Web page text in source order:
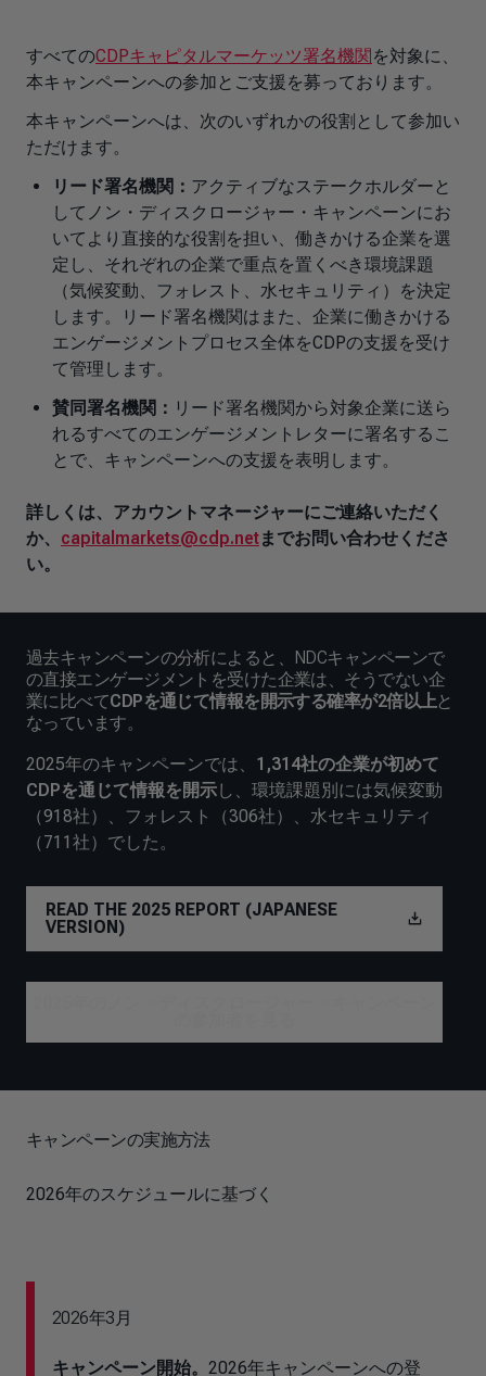
すべてのCDPキャピタルマーケッツ署名機関 を対象に、
本キャンペーンへの参加とご支援を募っております。
本キャンペーンへは、次のいずれかの役割として参加い
ただけます。
リード署名機関： アクティブなステークホルダーと
してノン・ディスクロージャー・キャンペーンにお
いてより直接的な役割を担い、働きかける企業を選
定し、それぞれの企業で重点を置くべき環境課題
（気候変動、フォレスト、水セキュリティ）を決定
します。リード署名機関はまた、企業に働きかける
エンゲージメントプロセス全体をCDPの支援を受け
て管理します。
賛同署名機関： リード署名機関から対象企業に送ら
れるすべてのエンゲージメントレターに署名するこ
とで、キャンペーンへの支援を表明します。
詳しくは、アカウントマネージャーにご連絡いただく
か、 capitalmarkets@cdp.netまでお問い合わせくださ
い。
過去キャンペーンの分析によると、NDCキャンペーンで
の直接エンゲージメントを受けた企業は、そうでない企
業に比べてCDPを通じて情報を開示する確率が2倍以上と
なっています。
2025年のキャンペーンでは、 1,314社の企業が初めて
CDPを通じて情報を開示し、環境課題別には気候変動
（918社）、フォレスト（306社）、水セキュリティ
（711社）でした。
READ THE 2025 REPORT (JAPANESE
VERSION)
キャンペーンの実施方法
2026年のスケジュールに基づく
2026年3月
キャンペーン開始。 2026年キャンペーンへの登